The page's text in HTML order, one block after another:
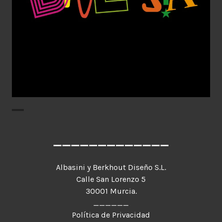
Aplicaciones gráficas Diseño Gráfico escultura
Identidad
corporativa
Imagen Corporativa Logotipo Web
_____________
Albasini y Berkhout Diseño S.L.
Calle San Lorenzo 5
30001 Murcia.
______
Política de Privacidad